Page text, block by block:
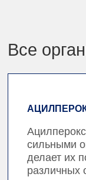
Все
сильными
делает их
различных